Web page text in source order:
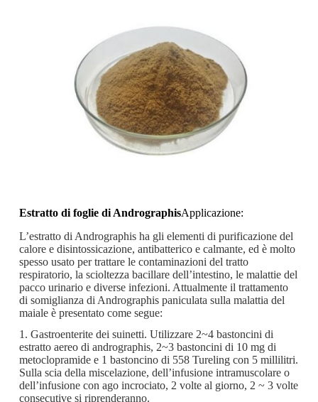
Estratto di foglie di AndrographisApplicazione:
L’estratto di Andrographis ha gli elementi di purificazione del
calore e disintossicazione, antibatterico e calmante, ed è molto
spesso usato per trattare le contaminazioni del tratto
respiratorio, la scioltezza bacillare dell’intestino, le malattie del
pacco urinario e diverse infezioni. Attualmente il trattamento
di somiglianza di Andrographis paniculata sulla malattia del
maiale è presentato come segue:
1. Gastroenterite dei suinetti. Utilizzare 2~4 bastoncini di
estratto aereo di andrographis, 2~3 bastoncini di 10 mg di
metoclopramide e 1 bastoncino di 558 Tureling con 5 millilitri.
Sulla scia della miscelazione, dell’infusione intramuscolare o
dell’infusione con ago incrociato, 2 volte al giorno, 2 ~ 3 volte
consecutive si riprenderanno.